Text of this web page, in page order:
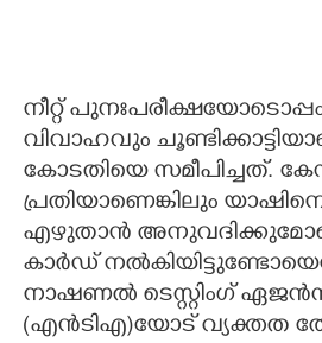
നീറ്റ്
വിവാഹവും
കോടതിയെ സമീപിച്ചത്.
പ്രതിയാണെങ്കിലും
എഴുതാൻ
കാർഡ്
നാഷണൽ ടെസ്റ്റിംഗ്
(എൻ‌ടി‌എ)യോട് വ്യക്തത